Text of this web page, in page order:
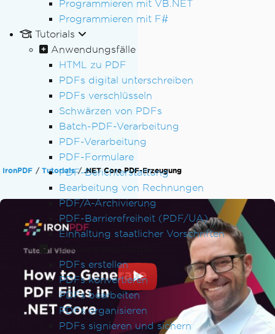
Programmieren mit VB.NET
Programmieren mit F#
Tutorials
Anwendungsfälle
HTML zu PDF
PDFs digital unterschreiben
PDFs verschlüsseln
Schwärzen von PDFs
Batch-PDF-Verarbeitung
PDF-Verarbeitung
PDF-Formulare
PDF-Berichterstattung
Bearbeitung von Rechnungen
PDF/A-Archivierung
PDF-Barrierefreiheit (PDF/UA)
Einhaltung staatlicher Vorschriften
Funktionsanleitungen
PDFs erstellen
PDFs konvertieren
PDFs bearbeiten
PDFs organisieren
PDFs signieren und sichern
IronPDF Tutorials .NET Core PDF-Erzeugung